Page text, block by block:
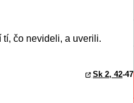
čo nevideli, a uverili.
Sk 2, 42-47